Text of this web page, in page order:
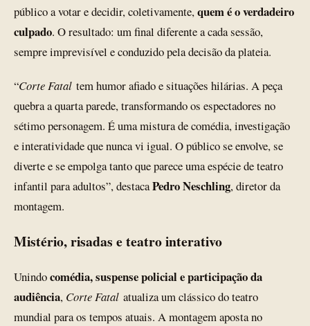
público a votar e decidir, coletivamente,quem é o verdadeiro
culpado. O resultado: um final diferente a cada sessão,
sempre imprevisível e conduzido pela decisão da plateia.
“Corte Fatal tem humor afiado e situações hilárias. A peça
quebra a quarta parede, transformando os espectadores no
sétimo personagem. É uma mistura de comédia, investigação
e interatividade que nunca vi igual. O público se envolve, se
diverte e se empolga tanto que parece uma espécie de teatro
infantil para adultos”, destacaPedro Neschling, diretor da
montagem.
Mistério, risadas e teatro interativo
Unindocomédia, suspense policial e participação da
audiência, Corte Fatal atualiza um clássico do teatro
mundial para os tempos atuais. A montagem aposta no